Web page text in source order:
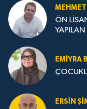
MEHMET
ÖN
YAPILAN
EMIYRA
ERSIN